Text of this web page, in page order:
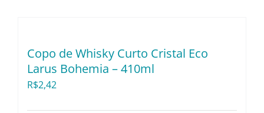
Copo de Whisky Curto Cristal Eco
Larus Bohemia – 410ml
R$2,42